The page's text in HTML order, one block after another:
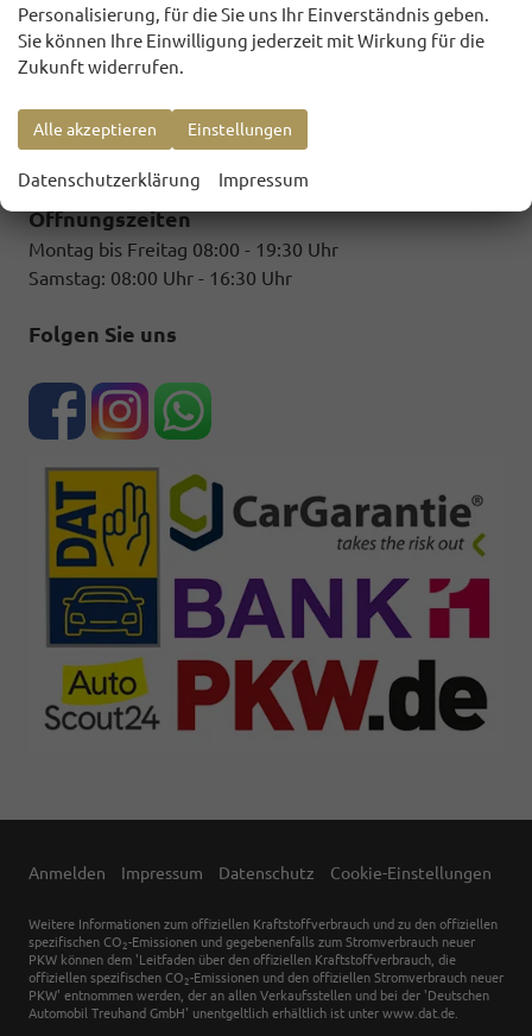
HONESTY AUTOMOBILE
Industriestr. 8
Telefon: +49 177 - 1 809 124
E-Mail:honestyautomobile@gmx.de
Öffnungszeiten
Montag bis Freitag 08:00 - 19:30 Uhr
Samstag: 08:00 Uhr - 16:30 Uhr
Folgen Sie uns
Anmelden Impressum Datenschutz Cookie-Einstellungen
Weitere Informationen zum offiziellen Kraftstoffverbrauch und zu den offiziellen
spezifischen CO 2-Emissionen und gegebenenfalls zum Stromverbrauch neuer
PKW können dem 'Leitfaden über den offiziellen Kraftstoffverbrauch, die
offiziellen spezifischen CO 2-Emissionen und den offiziellen Stromverbrauch neuer
PKW' entnommen werden, der an allen Verkaufsstellen und bei der 'Deutschen
Automobil Treuhand GmbH' unentgeltlich erhältlich ist unter www.dat.de.
Personalisierung, für die Sie uns Ihr Einverständnis geben.
Sie können Ihre Einwilligung jederzeit mit Wirkung für die
Zukunft widerrufen.
Alle akzeptieren Einstellungen
Datenschutzerklärung Impressum